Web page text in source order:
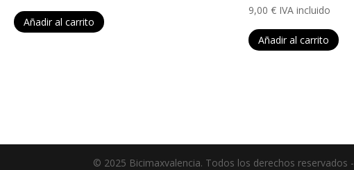
Añadir al carrito
9,00€ IVA incluido
Añadir al carrito
© 2025 Bicimaxvalencia. Todos los derechos reservados -